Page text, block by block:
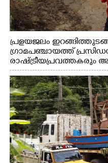
പ്രളയജലം
ഗ്രാമപഞ്ചായത്ത്
രാഷ്ട്രീയപ്രവത്തകരും
അടിഞ്ഞ് കൂടിയ ചെളിയും
നീക്കം ചെയ്യുന്നു.